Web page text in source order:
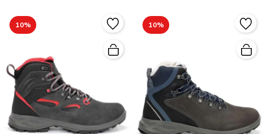
10% 10%